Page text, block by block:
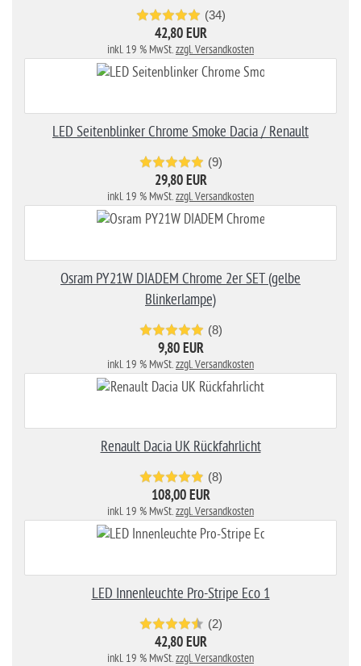
(34)
42,80 EUR
inkl. 19 % MwSt.zzgl. Versandkosten
LED Seitenblinker Chrome Smoke Dacia / Renault
(9)
29,80 EUR
inkl. 19 % MwSt.zzgl. Versandkosten
Osram PY21W DIADEM Chrome 2er SET (gelbe
Blinkerlampe)
(8)
9,80 EUR
inkl. 19 % MwSt.zzgl. Versandkosten
Renault Dacia UK Rückfahrlicht
(8)
108,00 EUR
inkl. 19 % MwSt.zzgl. Versandkosten
LED Innenleuchte Pro-Stripe Eco 1
(2)
42,80 EUR
inkl. 19 % MwSt.zzgl. Versandkosten